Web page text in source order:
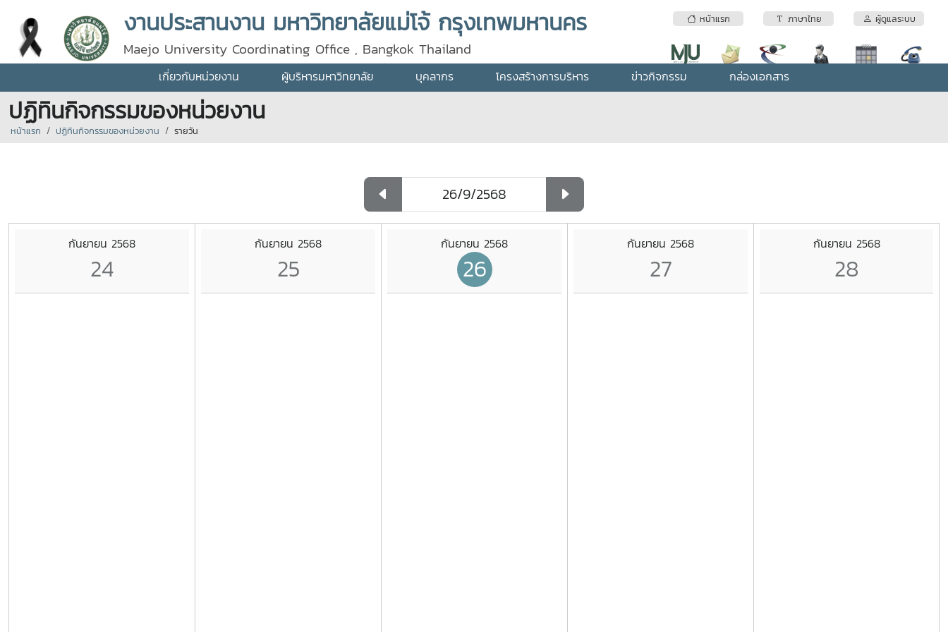
หน้าแรก ภาษาไทย ผู้ดูแลระบบ
งานประสานงาน มหาวิทยาลัยแม่โจ้ กรุงเทพมหานคร
Maejo University Coordinating Office , Bangkok Thailand
เกี่ยวกับหน่วยงาน ผู้บริหารมหาวิทยาลัย บุคลากร โครงสร้างการบริหาร ข่าวกิจกรรม กล่องเอกสาร
ปฏิทินกิจกรรมของหน่วยงาน
หน้าแรก ปฏิทินกิจกรรมของหน่วยงาน รายวัน
กันยายน 2568
24
กันยายน 2568
25
กันยายน 2568
26
กันยายน 2568
27
กันยายน 2568
28